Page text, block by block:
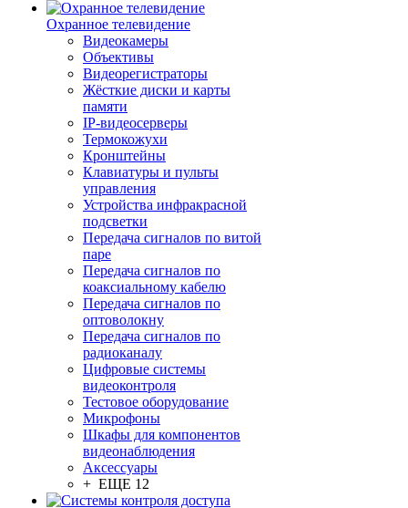
Охранное телевидение
Видеокамеры
Объективы
Видеорегистраторы
Жёсткие диски и карты
памяти
IP-видеосерверы
Термокожухи
Кронштейны
Клавиатуры и пульты
управления
Устройства инфракрасной
подсветки
Передача сигналов по витой
паре
Передача сигналов по
коаксиальному кабелю
Передача сигналов по
оптоволокну
Передача сигналов по
радиоканалу
Цифровые системы
видеоконтроля
Тестовое оборудование
Микрофоны
Шкафы для компонентов
видеонаблюдения
Аксессуары
+ ЕЩЕ 12